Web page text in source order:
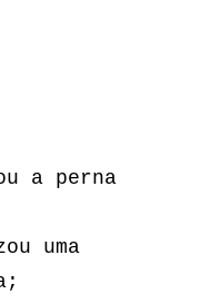
a perna
uma